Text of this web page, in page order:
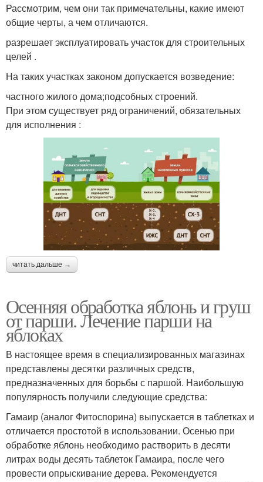
Рассмотрим, чем они так примечательны, какие имеют
общие черты, а чем отличаются.
разрешает эксплуатировать участок для строительных
целей .
На таких участках законом допускается возведение:
частного жилого дома;подсобных строений.
При этом существует ряд ограничений, обязательных
для исполнения :
читать дальше →
Осенняя обработка яблонь и груш
от парши. Лечение парши на
яблоках
В настоящее время в специализированных магазинах
представлены десятки различных средств,
предназначенных для борьбы с паршой. Наибольшую
популярность получили следующие средства:
Гамаир (аналог Фитоспорина) выпускается в таблетках и
отличается простотой в использовании. Осенью при
обработке яблонь необходимо растворить в десяти
литрах воды десять таблеток Гамаира, после чего
провести опрыскивание дерева. Рекомендуется